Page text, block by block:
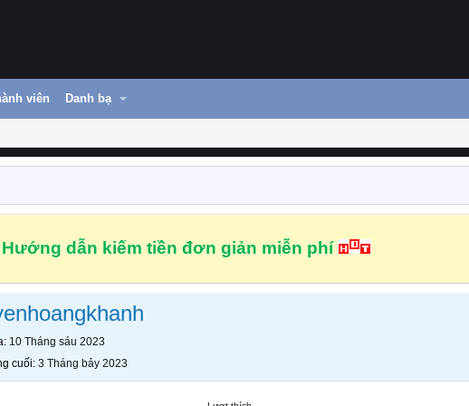
viên Danh bạ
Hướng dẫn kiếm tiền đơn giản miễn phí
10 Tháng sáu 2023
cuối 3 Tháng bảy 2023